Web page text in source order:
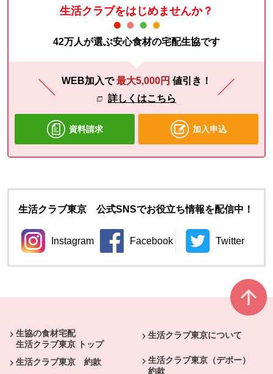
生活クラブをはじめませんか？
42万人が選ぶ安心食材の宅配生協です
WEB加入で最大5,000円 値引き！
詳しくはこちら
資料請求 加入申込
生活クラブ東京 公式SNSでお役立ち情報を配信中！
Instagram
別のウィンドウで開きます。
Facebook
別のウィンドウで開きます。
Twitter
別のウィン
生協の食材宅配
生活クラブ東京 トップ
生活クラブ東京について
生活クラブ東京 約款
生活クラブ東京（デポー）
約款